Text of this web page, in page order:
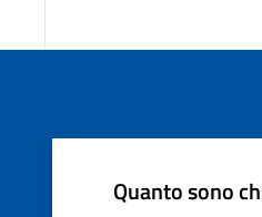
Quanto sono